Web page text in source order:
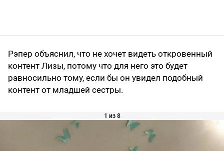
Рэпер объяснил, что не хочет видеть откровенный
контент Лизы, потому что для него это будет
равносильно тому, если бы он увидел подобный
контент от младшей сестры.
1 из 8